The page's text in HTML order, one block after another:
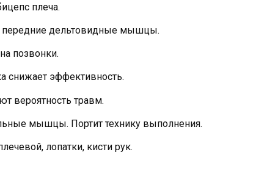
плеча.
передние дельтовидные мышцы.
позвонки.
снижает эффективность.
вероятность травм.
мышцы. Портит технику выполнения.
лопатки, кисти рук.